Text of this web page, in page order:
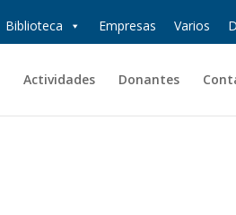
Biblioteca Empresas Varios
Actividades Donantes